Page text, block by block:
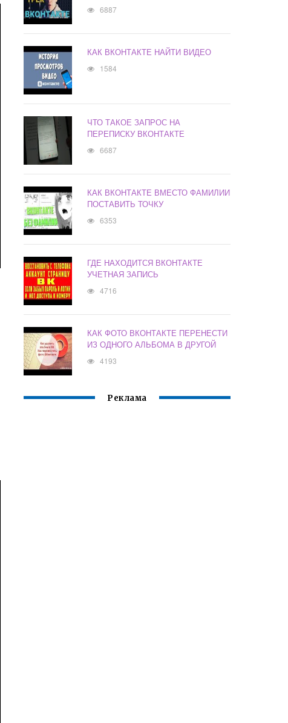
6887
КАК ВКОНТАКТЕ НАЙТИ ВИДЕО
1584
ЧТО ТАКОЕ ЗАПРОС НА
ПЕРЕПИСКУ ВКОНТАКТЕ
6687
КАК ВКОНТАКТЕ ВМЕСТО ФАМИЛИИ
ПОСТАВИТЬ ТОЧКУ
6353
ГДЕ НАХОДИТСЯ ВКОНТАКТЕ
УЧЕТНАЯ ЗАПИСЬ
4716
КАК ФОТО ВКОНТАКТЕ ПЕРЕНЕСТИ
ИЗ ОДНОГО АЛЬБОМА В ДРУГОЙ
4193
Реклама